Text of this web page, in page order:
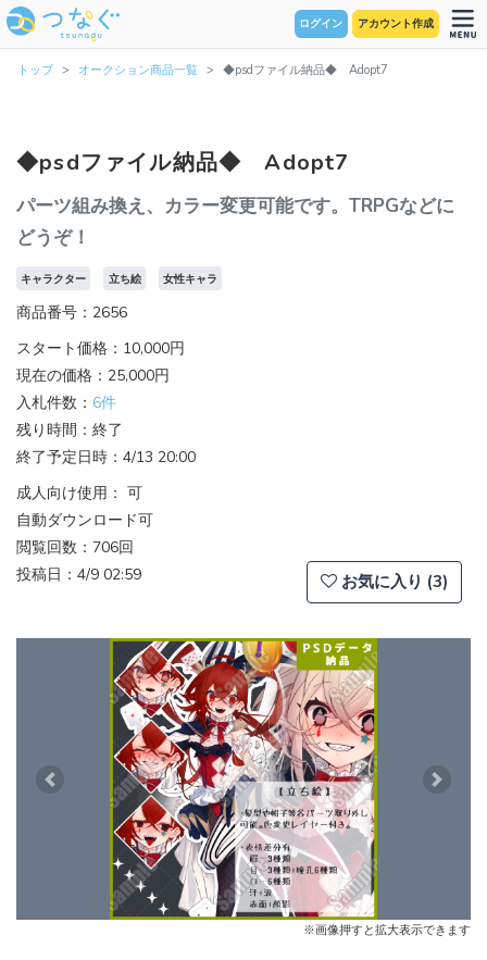
ログイン アカウント作成
トップ オークション商品一覧 ◆psdファイル納品◆ Adopt7
◆psdファイル納品◆ Adopt7
パーツ組み換え、カラー変更可能です。TRPGなどに
どうぞ！
キャラクター 立ち絵 女性キャラ
商品番号：2656
スタート価格：10,000円
現在の価格：25,000円
入札件数： 6件
残り時間：終了
終了予定日時：4/13 20:00
成人向け使用： 可
自動ダウンロード可
閲覧回数：706回
投稿日：4/9 02:59
お気に入り (3)
Previous Next
※画像押すと拡大表示できます